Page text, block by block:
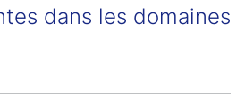
dans les domaines